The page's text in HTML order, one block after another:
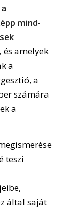
mind-
és amelyek
a
a
számára
a
teszi
által saját